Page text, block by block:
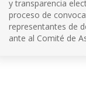
y transparencia
proceso de
representantes de
ante al Comité de